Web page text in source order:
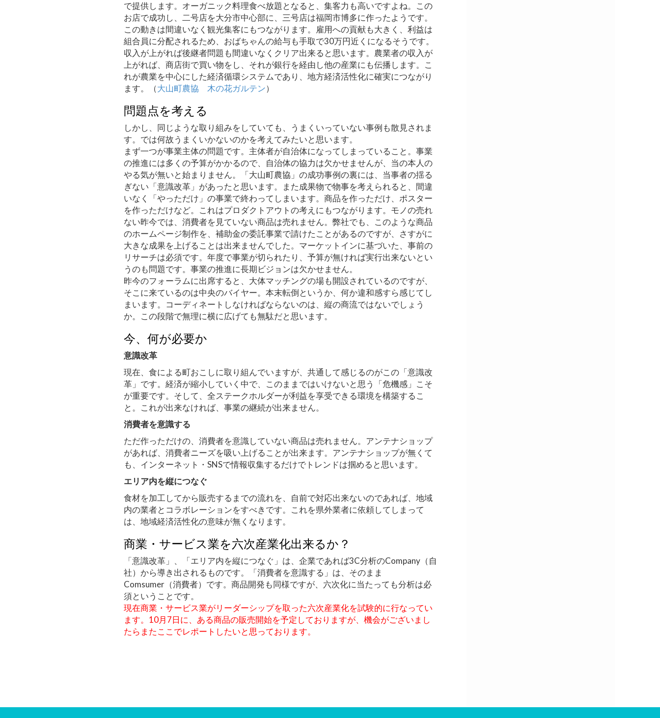
で提供します。オーガニック料理食べ放題となると、集客力も高いですよね。この
お店で成功し、二号店を大分市中心部に、三号店は福岡市博多に作ったようです。
この動きは間違いなく観光集客にもつながります。雇用への貢献も大きく、利益は
組合員に分配されるため、おばちゃんの給与も手取で30万円近くになるそうです。
収入が上がれば後継者問題も間違いなくクリア出来ると思います。農業者の収入が
上がれば、商店街で買い物をし、それが銀行を経由し他の産業にも伝播します。こ
れが農業を中心にした経済循環システムであり、地方経済活性化に確実につながり
ます。（大山町農協 木の花ガルテン）
問題点を考える
しかし、同じような取り組みをしていても、うまくいっていない事例も散見されま
す。では何故うまくいかないのかを考えてみたいと思います。
まず一つが事業主体の問題です。主体者が自治体になってしまっていること。事業
の推進には多くの予算がかかるので、自治体の協力は欠かせませんが、当の本人の
やる気が無いと始まりません。「大山町農協」の成功事例の裏には、当事者の揺る
ぎない「意識改革」があったと思います。また成果物で物事を考えられると、間違
いなく「やっただけ」の事業で終わってしまいます。商品を作っただけ、ポスター
を作っただけなど。これはプロダクトアウトの考えにもつながります。モノの売れ
ない昨今では、消費者を見ていない商品は売れません。弊社でも、このような商品
のホームページ制作を、補助金の委託事業で請けたことがあるのですが、さすがに
大きな成果を上げることは出来ませんでした。マーケットインに基づいた、事前の
リサーチは必須です。年度で事業が切られたり、予算が無ければ実行出来ないとい
うのも問題です。事業の推進に長期ビジョンは欠かせません。
昨今のフォーラムに出席すると、大体マッチングの場も開設されているのですが、
そこに来ているのは中央のバイヤー。本末転倒というか、何か違和感すら感じてし
まいます。コーディネートしなければならないのは、縦の商流ではないでしょう
か。この段階で無理に横に広げても無駄だと思います。
今、何が必要か
意識改革
現在、食による町おこしに取り組んでいますが、共通して感じるのがこの「意識改
革」です。経済が縮小していく中で、このままではいけないと思う「危機感」こそ
が重要です。そして、全ステークホルダーが利益を享受できる環境を構築するこ
と。これが出来なければ、事業の継続が出来ません。
消費者を意識する
ただ作っただけの、消費者を意識していない商品は売れません。アンテナショップ
があれば、消費者ニーズを吸い上げることが出来ます。アンテナショップが無くて
も、インターネット・SNSで情報収集するだけでトレンドは掴めると思います。
エリア内を縦につなぐ
食材を加工してから販売するまでの流れを、自前で対応出来ないのであれば、地域
内の業者とコラボレーションをすべきです。これを県外業者に依頼してしまって
は、地域経済活性化の意味が無くなります。
商業・サービス業を六次産業化出来るか？
「意識改革」、「エリア内を縦につなぐ」は、企業であれば3C分析のCompany（自
社）から導き出されるものです。「消費者を意識する」は、そのまま
Comsumer（消費者）です。商品開発も同様ですが、六次化に当たっても分析は必
須ということです。
現在商業・サービス業がリーダーシップを取った六次産業化を試験的に行なってい
ます。10月7日に、ある商品の販売開始を予定しておりますが、機会がございまし
たらまたここでレポートしたいと思っております。